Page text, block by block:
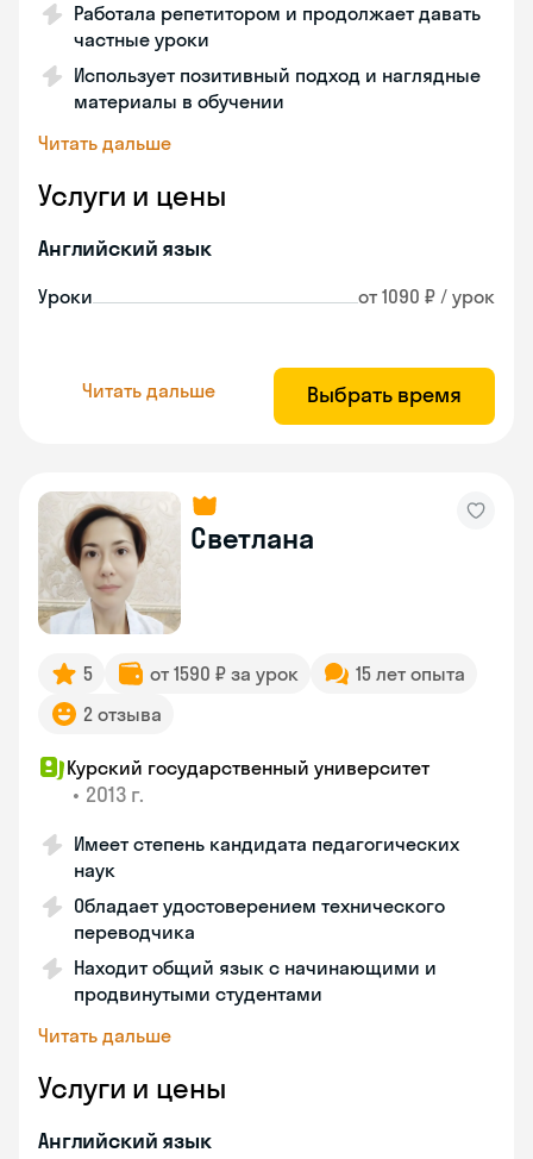
Работала репетитором и продолжает давать
частные уроки
Использует позитивный подход и наглядные
материалы в обучении
Читать дальше
Услуги и цены
Английский язык
Уроки от 1090 ₽ / урок
Читать дальше Выбрать время
Светлана
5 от 1590 ₽ за урок
15 лет опыта
2 отзыва
Курский государственный университет
• 2013 г.
Имеет степень кандидата педагогических
наук
Обладает удостоверением технического
переводчика
Находит общий язык с начинающими и
продвинутыми студентами
Читать дальше
Услуги и цены
Английский язык